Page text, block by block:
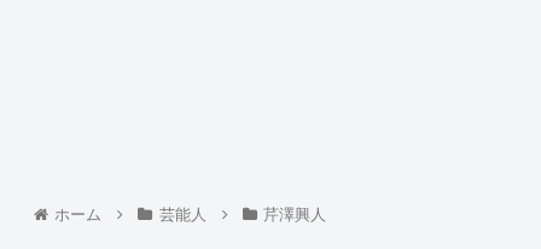
ホーム 芸能人 芹澤興人